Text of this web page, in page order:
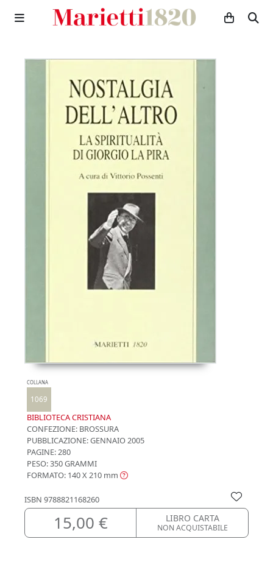
COLLANA
1069
BIBLIOTECA CRISTIANA
CONFEZIONE: BROSSURA
PUBBLICAZIONE:GENNAIO 2005
PAGINE: 280
PESO: 350 GRAMMI
FORMATO: 140 X 210 mm
ISBN 9788821168260
15,00 € LIBRO CARTA
NON ACQUISTABILE